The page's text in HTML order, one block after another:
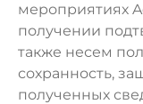
мероприятиях
получении
также несем
сохранность,
полученных